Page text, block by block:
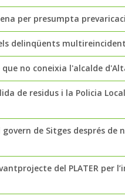
per presumpta
delinqüents
no coneixia l'alcalde
de residus i la Policia
govern de Sitges després
del PLATER per